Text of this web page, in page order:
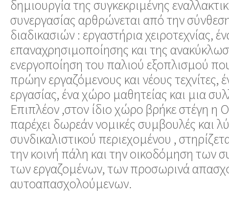
δημιουργία της συγκεκριμένης
συνεργασίας αρθρώνεται από την
διαδικασιών : εργαστήρια χειροτεχνίας,
επαναχρησιμοποίησης και της
ενεργοποίηση του παλιού εξοπλισμού
πρώην εργαζόμενους και νέους τεχνίτες,
εργασίας, ένα χώρο μαθητείας και μια
Επιπλέον ,στον ίδιο χώρο βρήκε στέγη η
παρέχει δωρεάν νομικές συμβουλές και
συνδικαλιστικού περιεχομένου ,
την κοινή πάλη και την οικοδόμηση των
των εργαζομένων, των προσωρινά
αυτοαπασχολούμενων.